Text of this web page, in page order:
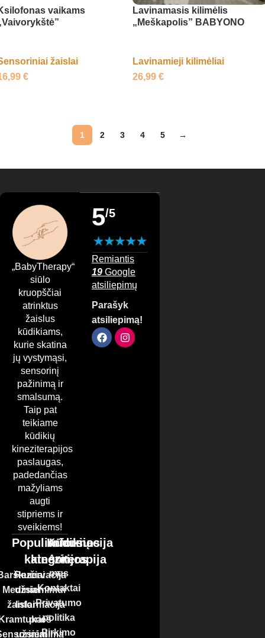
vaikams
žaislai
€
Lavinamasis kilimėlis
„Meškapolis” BABYONO
Lavinamieji kilimėliai
26,99 €
1 2 3 4 5 →
„BabyTherapy“
siūlo
kruopščiai
atrinktus
žaislus
kūdikiams,
kurie skatina
jų vystymąsi,
sensorinį
pažinimą ir
smalsumą.
Taip pat
teikiame
kūdikių
kineziterapijos
paslaugas,
padedančias
mažyliams
augti
stipriems ir
sveikiems!
Populiariausios
kategorijos
Mediniai
žaislai
Kūdikių
kineziterapija
Rezervacija
užsiemimui
Informacija
prieš
užsiėmimą
Informacija
Apie
mus
Kontaktai
Privatumo
politika
Pirkimo
5/5
Remiantis
19 Google
atsiliepimų
Parašyk
atsiliepimą!